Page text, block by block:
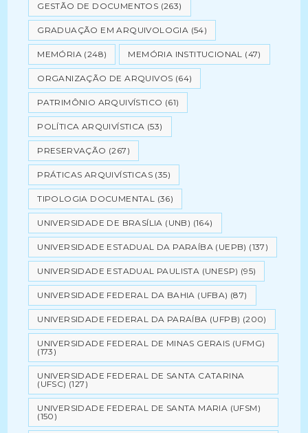
GESTÃO DE DOCUMENTOS (263)
GRADUAÇÃO EM ARQUIVOLOGIA (54)
MEMÓRIA (248) MEMÓRIA INSTITUCIONAL (47)
ORGANIZAÇÃO DE ARQUIVOS (64)
PATRIMÔNIO ARQUIVÍSTICO (61)
POLÍTICA ARQUIVÍSTICA (53)
PRESERVAÇÃO (267)
PRÁTICAS ARQUIVÍSTICAS (35)
TIPOLOGIA DOCUMENTAL (36)
UNIVERSIDADE DE BRASÍLIA (UNB) (164)
UNIVERSIDADE ESTADUAL DA PARAÍBA (UEPB) (137)
UNIVERSIDADE ESTADUAL PAULISTA (UNESP) (95)
UNIVERSIDADE FEDERAL DA BAHIA (UFBA) (87)
UNIVERSIDADE FEDERAL DA PARAÍBA (UFPB) (200)
UNIVERSIDADE FEDERAL DE MINAS GERAIS (UFMG)
(173)
UNIVERSIDADE FEDERAL DE SANTA CATARINA
(UFSC) (127)
UNIVERSIDADE FEDERAL DE SANTA MARIA (UFSM)
(150)